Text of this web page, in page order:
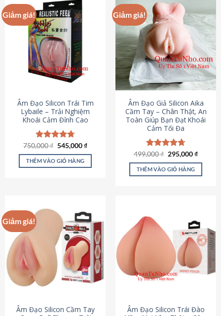
Giảm giá!
Âm Đạo Silicon Trái Tim
Lybaile – Trải Nghiệm
Khoái Cảm Đỉnh Cao
Được xếp
hạng4.70
5 sao
750,000₫ Giá
là:
750,000 ₫.
545,000₫Giá
tại
545,000 ₫.
THÊM VÀO GIỎ HÀNG
Giảm giá!
Âm Đạo Giả Silicon Aika
Cầm Tay – Chân Thật, An
Toàn Giúp Bạn Đạt Khoái
Cảm Tối Đa
Được xếp
hạng4.75
5 sao
499,000₫ Giá
là:
499,000 ₫.
295,000₫Giá
tại
THÊM VÀO GIỎ HÀNG
Giảm giá!
Âm Đạo Silicon Cầm Tay
Âm Đạo Silicon Trái Đào